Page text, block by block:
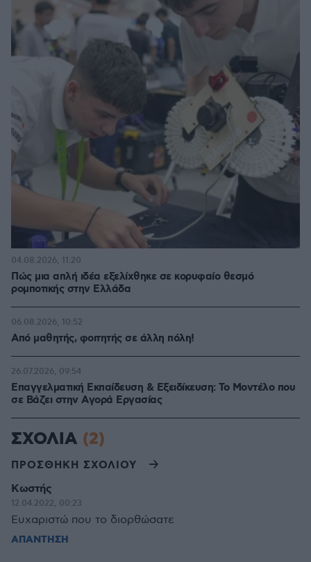
Πώς μια απλή ιδέα εξελίχθηκε σε κορυφαίο θεσμό
ρομποτικής στην Ελλάδα
04.08.2026, 11:20
Από μαθητής, φοιτητής σε άλλη πόλη!
06.08.2026, 10:52
Επαγγελματική Εκπαίδευση & Εξειδίκευση: Το Mοντέλο που
σε Bάζει στην Aγορά Eργασίας
26.07.2026, 09:54
ΣΧΟΛΙΑ (2)
ΠΡΟΣΘΗΚΗ ΣΧΟΛΙΟΥ
Κωστής
12.04.2022, 00:23
Ευχαριστώ που το διορθώσατε
ΑΠΑΝΤΗΣΗ